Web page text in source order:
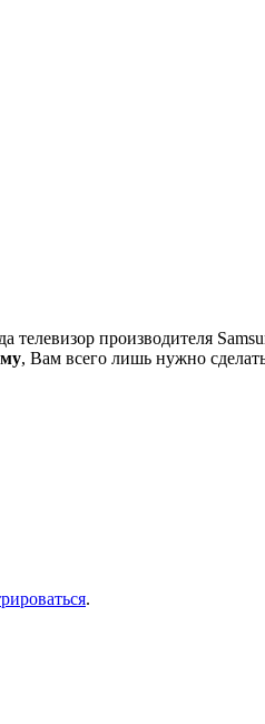
производителя
, Вам всего лишь нужно
.